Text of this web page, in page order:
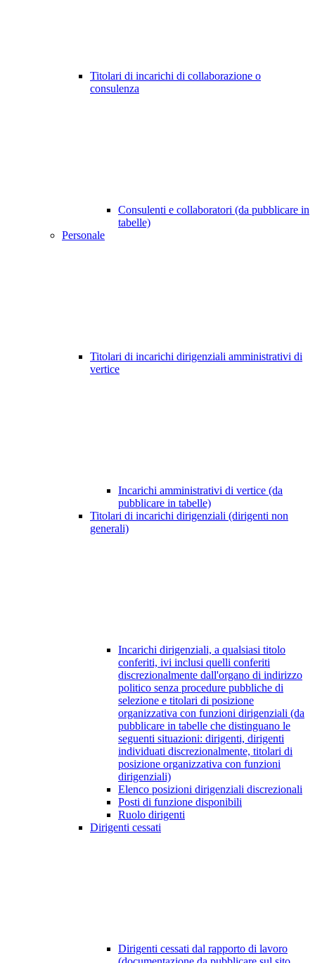
Titolari di incarichi di collaborazione o
consulenza
Consulenti e collaboratori (da pubblicare in
tabelle)
Personale
Titolari di incarichi dirigenziali amministrativi di
vertice
Incarichi amministrativi di vertice (da
pubblicare in tabelle)
Titolari di incarichi dirigenziali (dirigenti non
generali)
Incarichi dirigenziali, a qualsiasi titolo
conferiti, ivi inclusi quelli conferiti
discrezionalmente dall'organo di indirizzo
politico senza procedure pubbliche di
selezione e titolari di posizione
organizzativa con funzioni dirigenziali (da
pubblicare in tabelle che distinguano le
seguenti situazioni: dirigenti, dirigenti
individuati discrezionalmente, titolari di
posizione organizzativa con funzioni
dirigenziali)
Elenco posizioni dirigenziali discrezionali
Posti di funzione disponibili
Ruolo dirigenti
Dirigenti cessati
Dirigenti cessati dal rapporto di lavoro